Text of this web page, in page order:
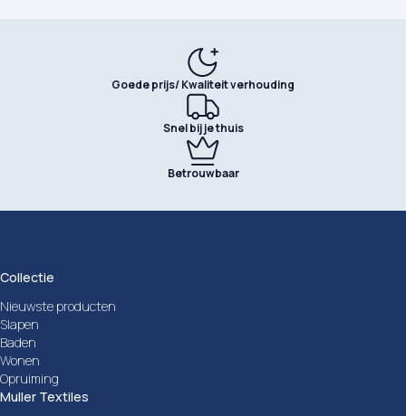
Goede prijs/ Kwaliteit verhouding
Snel bij je thuis
Betrouwbaar
Collectie
Nieuwste producten
Slapen
Baden
Wonen
Opruiming
Muller Textiles